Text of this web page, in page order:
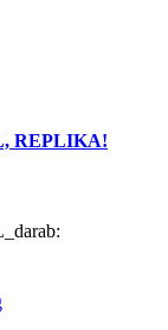
REPLIKA!